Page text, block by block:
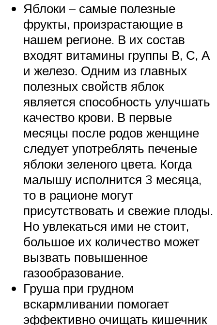
Яблоки – самые полезные
фрукты, произрастающие в
нашем регионе. В их состав
входят витамины группы В, С, А
и железо. Одним из главных
полезных свойств яблок
является способность улучшать
качество крови. В первые
месяцы после родов женщине
следует употреблять печеные
яблоки зеленого цвета. Когда
малышу исполнится 3 месяца,
то в рационе могут
присутствовать и свежие плоды.
Но увлекаться ими не стоит,
большое их количество может
вызвать повышенное
газообразование.
Груша при грудном
вскармливании помогает
эффективно очищать кишечник